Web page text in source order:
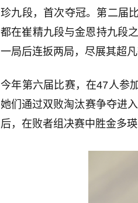
珍九段，首次夺冠。第二届
都在崔精九段与金恩持九段
一局后连扳两局，尽展其超凡
今年第六届比赛，在47人参
她们通过双败淘汰赛争夺进
后，在败者组决赛中胜金多